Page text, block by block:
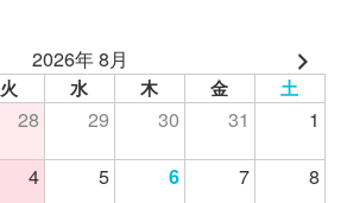
2026年 8月
火 水 木 金 土
28 29 30 31
1
4 5 6 7
8